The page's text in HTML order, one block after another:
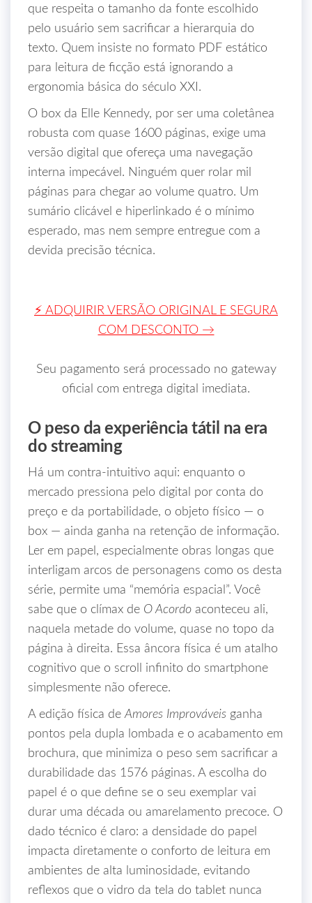
que respeita o tamanho da fonte escolhido
pelo usuário sem sacrificar a hierarquia do
texto. Quem insiste no formato PDF estático
para leitura de ficção está ignorando a
ergonomia básica do século XXI.
O box da Elle Kennedy, por ser uma coletânea
robusta com quase 1600 páginas, exige uma
versão digital que ofereça uma navegação
interna impecável. Ninguém quer rolar mil
páginas para chegar ao volume quatro. Um
sumário clicável e hiperlinkado é o mínimo
esperado, mas nem sempre entregue com a
devida precisão técnica.
⚡ ADQUIRIR VERSÃO ORIGINAL E SEGURA
COM DESCONTO →
Seu pagamento será processado no gateway
oficial com entrega digital imediata.
O peso da experiência tátil na era
do streaming
Há um contra-intuitivo aqui: enquanto o
mercado pressiona pelo digital por conta do
preço e da portabilidade, o objeto físico — o
box — ainda ganha na retenção de informação.
Ler em papel, especialmente obras longas que
interligam arcos de personagens como os desta
série, permite uma “memória espacial”. Você
sabe que o clímax de O Acordo aconteceu ali,
naquela metade do volume, quase no topo da
página à direita. Essa âncora física é um atalho
cognitivo que o scroll infinito do smartphone
simplesmente não oferece.
A edição física deAmores Improváveis ganha
pontos pela dupla lombada e o acabamento em
brochura, que minimiza o peso sem sacrificar a
durabilidade das 1576 páginas. A escolha do
papel é o que define se o seu exemplar vai
durar uma década ou amarelamento precoce. O
dado técnico é claro: a densidade do papel
impacta diretamente o conforto de leitura em
ambientes de alta luminosidade, evitando
reflexos que o vidro da tela do tablet nunca